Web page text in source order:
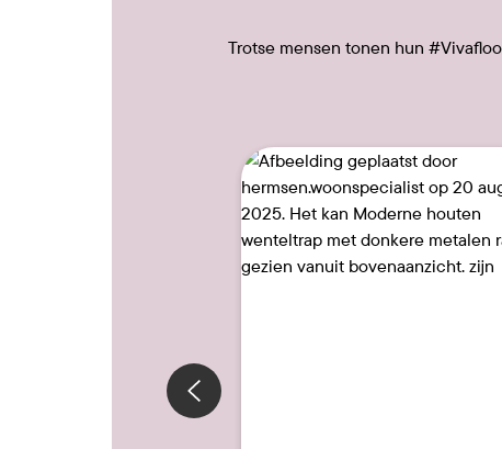
Trotse mensen tonen hun